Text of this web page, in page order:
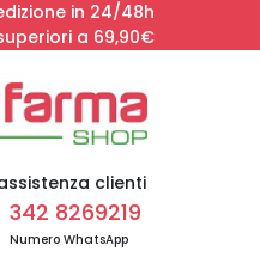
in 24/48h
a 69,90€
clienti
342 8269219
Numero WhatsApp